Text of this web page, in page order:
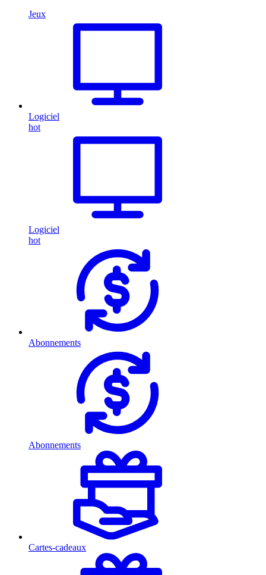
Jeux
Logiciel
hot
Logiciel
hot
Abonnements
Abonnements
Cartes-cadeaux